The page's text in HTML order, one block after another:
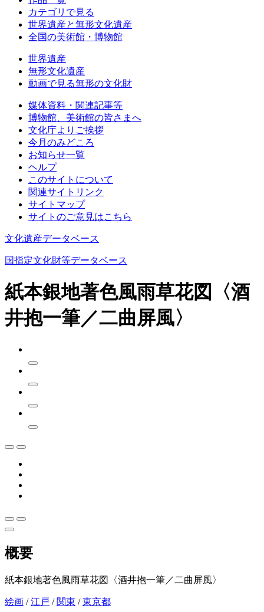
カテゴリで見る
世界遺産と無形文化遺産
全国の美術館・博物館
世界遺産
無形文化遺産
動画で見る無形の文化財
媒体資料・関連記事等
博物館、美術館の皆さまへ
文化庁よりご挨拶
今月のみどころ
お知らせ一覧
ヘルプ
このサイトについて
関連サイトリンク
サイトマップ
サイトのご意見はこちら
文化遺産データベース
国指定文化財等データベース
紙本銀地著色風雨草花図〈酒
井抱一筆／二曲屏風〉
概要
紙本銀地著色風雨草花図〈酒井抱一筆／二曲屏風〉
絵画 /江戸 / 関東 /東京都